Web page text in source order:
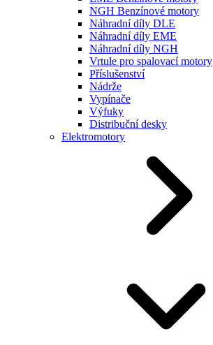
NGH Benzínové motory
Náhradní díly DLE
Náhradní díly EME
Náhradní díly NGH
Vrtule pro spalovací motory
Příslušenství
Nádrže
Vypínače
Výfuky
Distribuční desky
Elektromotory